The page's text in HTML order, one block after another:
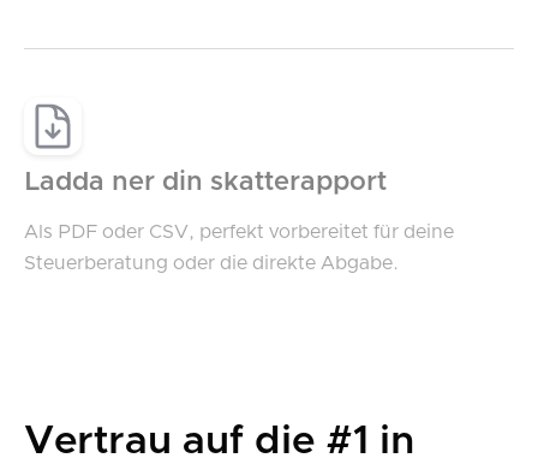
Ladda ner din skatterapport
Als PDF oder CSV, perfekt vorbereitet für deine
Steuerberatung oder die direkte Abgabe.
Vertrau auf die #1 in